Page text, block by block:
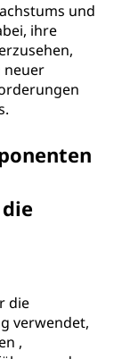
und
ihre
neuer
die
verwendet,
,